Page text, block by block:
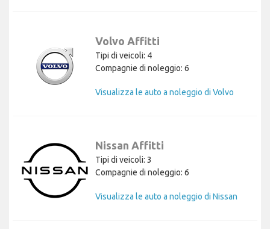
Volvo Affitti
Tipi di veicoli: 4
Compagnie di noleggio: 6
Visualizza le auto a noleggio di Volvo
Nissan Affitti
Tipi di veicoli: 3
Compagnie di noleggio: 6
Visualizza le auto a noleggio di Nissan